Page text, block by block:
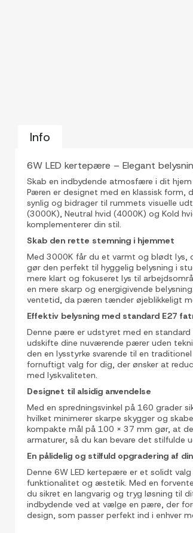
Info
6W LED kertepære – Elegant
Skab en indbydende atmosfære i dit
Pæren er designet med en klassisk form,
synlig og bidrager til rummets visuelle
(3000K), Neutral hvid (4000K) og Kold
komplementerer din stil.
Skab den rette stemning i hjemmet
Med 3000K får du et varmt og blødt lys,
gør den perfekt til hyggelig belysning i
mere klart og fokuseret lys til
en mere skarp og energigivende
ventetid, da pæren tænder øjeblikkeligt
Effektiv belysning med standard E27
Denne pære er udstyret med en
udskifte dine nuværende pærer uden
den en lysstyrke svarende til en
fornuftigt valg for dig, der ønsker at
med lyskvaliteten.
Designet til alsidig anvendelse
Med en spredningsvinkel på 160 grader
hvilket minimerer skarpe skygger og
kompakte mål på 100 x 37 mm gør, at
armaturer, så du kan bevare det stilfulde
En pålidelig og stilfuld opgradering af
Denne 6W LED kertepære er et solidt
funktionalitet og æstetik. Med en
du sikret en langvarig og tryg løsning til
indbydende ved at vælge en pære, der
design, som passer perfekt ind i enhver